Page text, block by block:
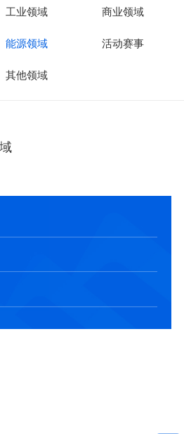
工业领域 商业领域
能源领域 活动赛事
其他领域